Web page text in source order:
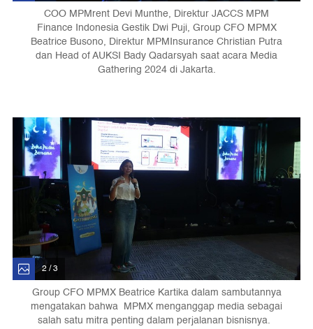
COO MPMrent Devi Munthe, Direktur JACCS MPM
Finance Indonesia Gestik Dwi Puji, Group CFO MPMX
Beatrice Busono, Direktur MPMInsurance Christian Putra
dan Head of AUKSI Bady Qadarsyah saat acara Media
Gathering 2024 di Jakarta.
2 / 3
Group CFO MPMX Beatrice Kartika dalam sambutannya
mengatakan bahwa MPMX menganggap media sebagai
salah satu mitra penting dalam perjalanan bisnisnya.